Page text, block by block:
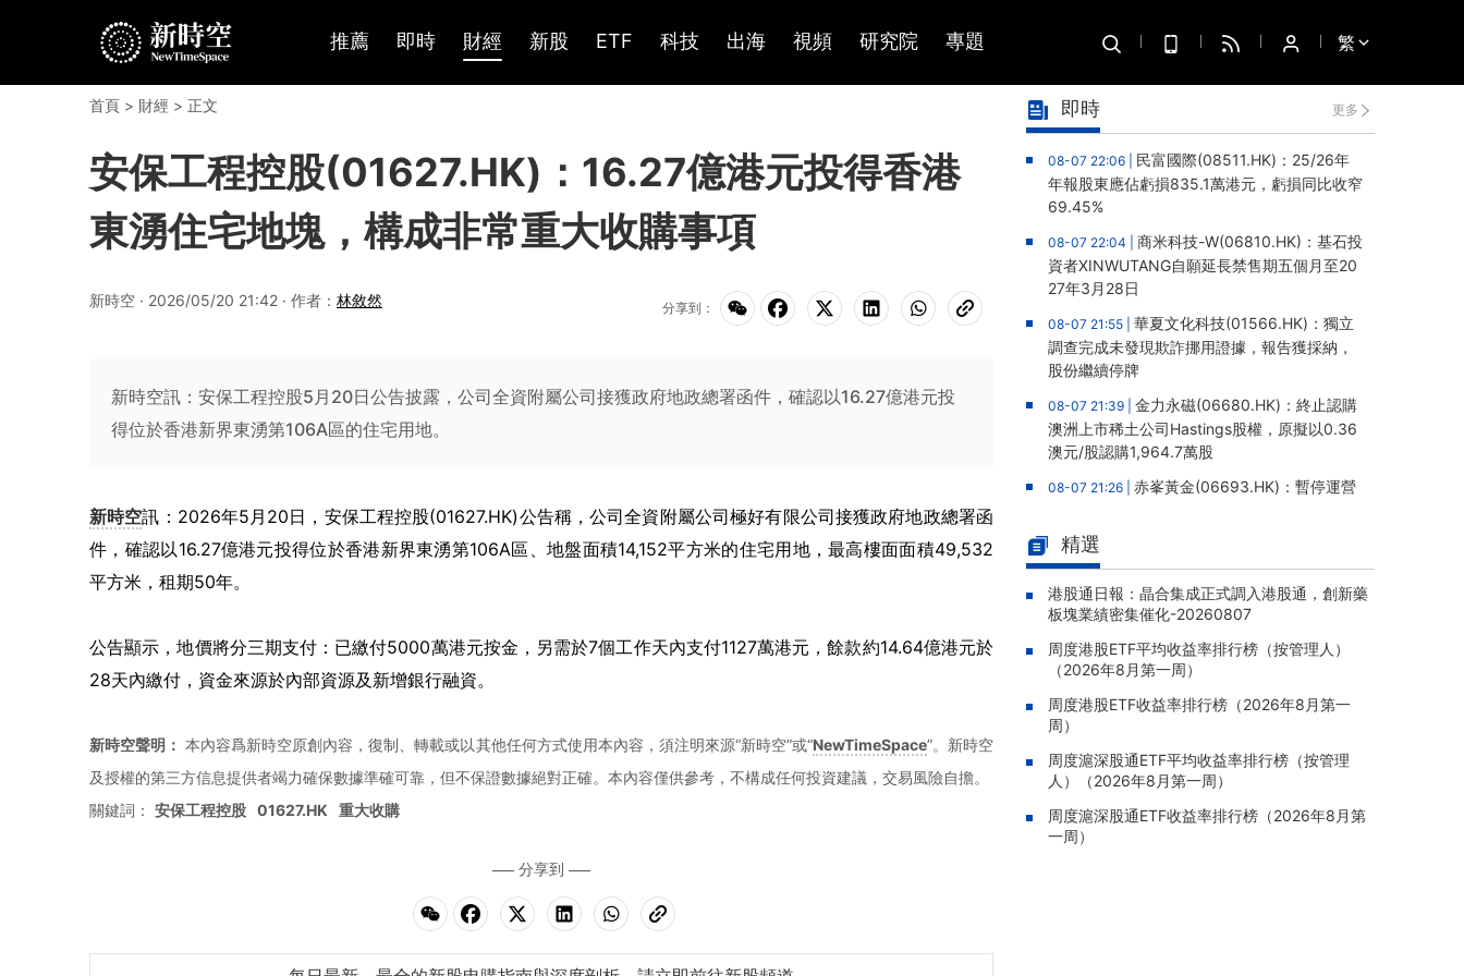
推薦 即時 財經 新股 ETF 科技 出海 視頻 研究院 專題 繁
首頁 > 財經 > 正文
安保工程控股(01627.HK)：16.27億港元投得香港
東湧住宅地塊，構成非常重大收購事項
新時空 · 2026/05/20 21:42 · 作者： 林敘然 分享到：
新時空訊：安保工程控股5月20日公告披露，公司全資附屬公司接獲政府地政總署函件，確認以16.27億港元投
得位於香港新界東湧第106A區的住宅用地。
新時空訊：2026年5月20日，安保工程控股(01627.HK)公告稱，公司全資附屬公司極好有限公司接獲政府地政總署函
件，確認以16.27億港元投得位於香港新界東湧第106A區、地盤面積14,152平方米的住宅用地，最高樓面面積49,532
平方米，租期50年。
公告顯示，地價將分三期支付：已繳付5000萬港元按金，另需於7個工作天內支付1127萬港元，餘款約14.64億港元於
28天內繳付，資金來源於內部資源及新增銀行融資。
新時空聲明： 本內容爲新時空原創內容，復制、轉載或以其他任何方式使用本內容，須注明來源“新時空”或“NewTimeSpace”。新時空
及授權的第三方信息提供者竭力確保數據準確可靠，但不保證數據絕對正確。本內容僅供參考，不構成任何投資建議，交易風險自擔。
關鍵詞： 安保工程控股 01627.HK 重大收購
分享到
即時 更多
08-07 22:06 | 民富國際(08511.HK)：25/26年
年報股東應佔虧損835.1萬港元，虧損同比收窄
69.45%
08-07 22:04 | 商米科技-W(06810.HK)：基石投
資者XINWUTANG自願延長禁售期五個月至20
27年3月28日
08-07 21:55 | 華夏文化科技(01566.HK)：獨立
調查完成未發現欺詐挪用證據，報告獲採納，
股份繼續停牌
08-07 21:39 | 金力永磁(06680.HK)：終止認購
澳洲上市稀土公司Hastings股權，原擬以0.36
澳元/股認購1,964.7萬股
08-07 21:26 | 赤峯黃金(06693.HK)：暫停運營
人民幣5,406萬元
08-07 20:07 |靈寶黃金(03330.HK)：新疆哈巴
河勘查取得重大進展，保有金金屬量由13.20噸
躍升至53.94噸
08-07 20:04 |迅策(03317.HK)：與天合算力訂
立戰略合作備忘，共探能源垂類大模型與Toke
n工廠商業化
08-07 20:02 |
中國泛半導體IMSS市場排名第三
08-07 19:47 | 浙能邁領綠航二次遞表港交所，爲
全球領先的綠色航運設備和系統提供商
08-07 19:09 |
精選
港股通日報：晶合集成正式調入港股通，創新藥
板塊業績密集催化-20260807
周度港股ETF平均收益率排行榜（按管理人）
（2026年8月第一周）
周度港股ETF收益率排行榜（2026年8月第一
周）
周度滬深股通ETF平均收益率排行榜（按管理
人）（2026年8月第一周）
周度滬深股通ETF收益率排行榜（2026年8月第
一周）